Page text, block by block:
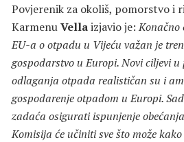
Povjerenik za okoliš, pomorstvo i
KarmenuVellaizjavio je:Konačno
EU-a o otpadu u Vijeću važan je
gospodarstvo u Europi. Novi ciljevi
odlaganja otpada realističan su i
gospodarenje otpadom u Europi.
zadaća osigurati ispunjenje
Komisija će učiniti sve što može